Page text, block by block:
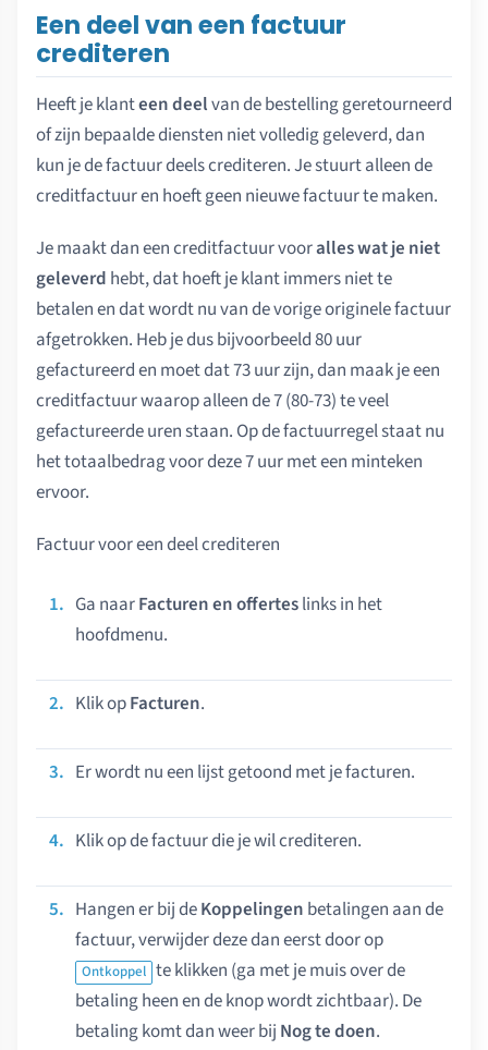
Een deel van een factuur
crediteren
Heeft je klanteen deelvan de bestelling geretourneerd
of zijn bepaalde diensten niet volledig geleverd, dan
kun je de factuur deels crediteren. Je stuurt alleen de
creditfactuur en hoeft geen nieuwe factuur te maken.
Je maakt dan een creditfactuur vooralles wat je niet
geleverd hebt, dat hoeft je klant immers niet te
betalen en dat wordt nu van de vorige originele factuur
afgetrokken. Heb je dus bijvoorbeeld 80 uur
gefactureerd en moet dat 73 uur zijn, dan maak je een
creditfactuur waarop alleen de 7 (80-73) te veel
gefactureerde uren staan. Op de factuurregel staat nu
het totaalbedrag voor deze 7 uur met een minteken
ervoor.
Factuur voor een deel crediteren
Ga naarFacturen en offerteslinks in het
hoofdmenu.
Klik opFacturen.
Er wordt nu een lijst getoond met je facturen.
Klik op de factuur die je wil crediteren.
Hangen er bij deKoppelingen betalingen aan de
factuur, verwijder deze dan eerst door op
Ontkoppel te klikken (ga met je muis over de
betaling heen en de knop wordt zichtbaar). De
betaling komt dan weer bij Nog te doen.